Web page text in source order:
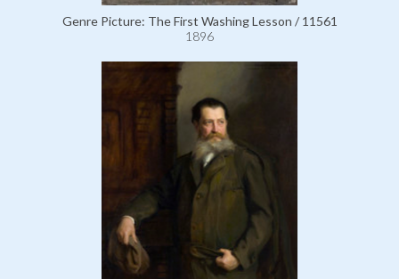
Genre Picture: The First Washing Lesson / 11561
1896